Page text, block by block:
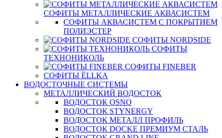
СОФИТЫ МЕТАЛЛИЧЕСКИЕ АКВАСИСТЕМ
СОФИТЫ АКВАСИСТЕМ С ПОКРЫТИЕМ
ПОЛИЭСТЕР
СОФИТЫ NORDSIDE
СОФИТЫ
ТЕХНОНИКОЛЬ
СОФИТЫ FINEBER
СОФИТЫ ЁLLKA
ВОДОСТОЧНЫЕ СИСТЕМЫ
МЕТАЛЛИЧЕСКИЙ ВОДОСТОК
ВОДОСТОК OSNO
ВОДОСТОК STYNERGY
ВОДОСТОК МЕТАЛЛ ПРОФИЛЬ
ВОДОСТОК DOCKE ПРЕМИУМ СТАЛЬ